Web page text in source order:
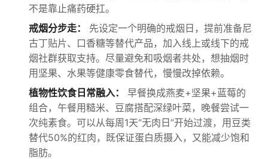
不是靠止痛药硬扛。
戒烟分步走：
先设定一个明确的戒烟日，提前准备尼
古丁贴片、口香糖等替代产品，加入线上或线下的戒
烟社群获取支持。尽量避免和吸烟者共处，想抽烟时
用坚果、水果等健康零食替代，慢慢改掉依赖。
植物性饮食日常融入：
早餐换成燕麦+坚果+蓝莓的
组合，午餐用糙米、豆腐搭配深绿叶菜，晚餐尝试一
次纯素食。可以从每周1天“无肉日”开始过渡，用豆类
替代50%的红肉，既保证蛋白质摄入，又能减少饱和
脂肪。